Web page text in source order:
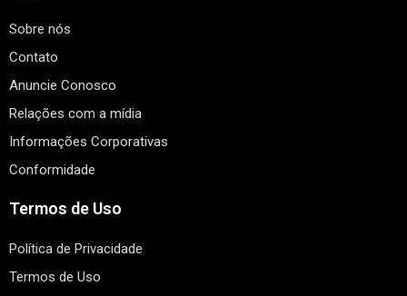
Sobre nós
Contato
Anuncie Conosco
Relações com a mídia
Informações Corporativas
Conformidade
Termos de Uso
Política de Privacidade
Termos de Uso